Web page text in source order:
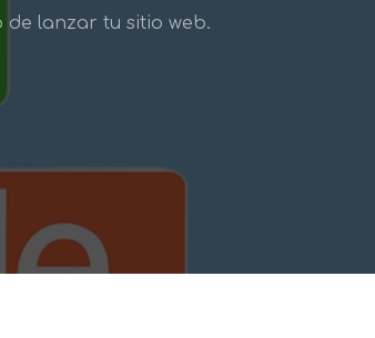
de lanzar tu sitio web.